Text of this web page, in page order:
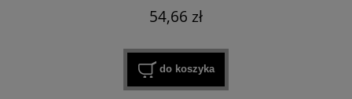
54,66 zł
do koszyka